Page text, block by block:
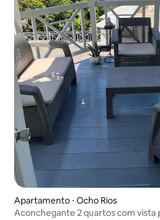
Apartamento ⋅ Ocho Rios
Aconchegante 2 quartos com vista